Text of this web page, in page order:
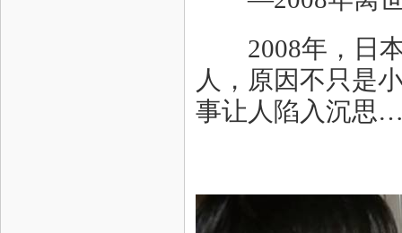
2008年，日本
人，原因不只是
事让人陷入沉思